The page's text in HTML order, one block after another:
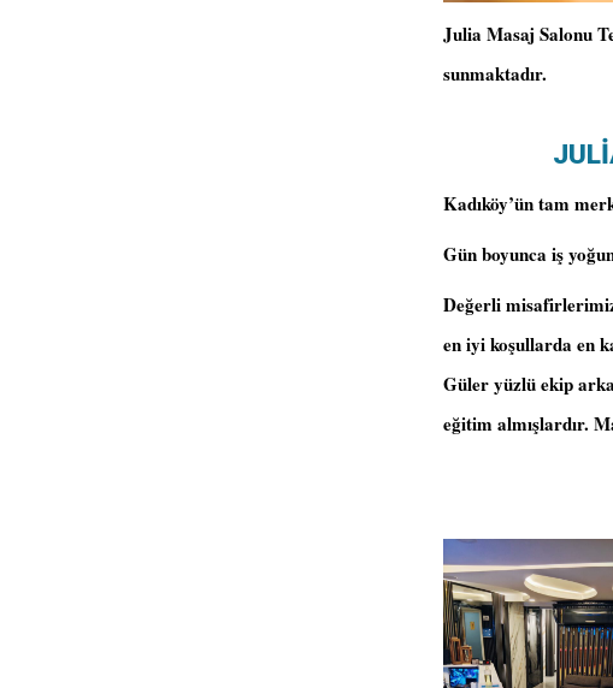
Julia Masaj Salonu
sunmaktadır.
Kadıköy’ün tam
Gün boyunca iş
Değerli
en iyi koşullarda en
Güler yüzlü ekip
eğitim almışlardır.